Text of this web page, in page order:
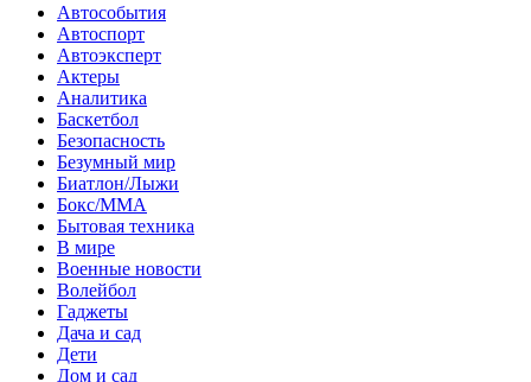
Автособытия
Автоспорт
Автоэксперт
Актеры
Аналитика
Баскетбол
Безопасность
Безумный мир
Биатлон/Лыжи
Бокс/MMA
Бытовая техника
В мире
Военные новости
Волейбол
Гаджеты
Дача и сад
Дети
Дом и сад